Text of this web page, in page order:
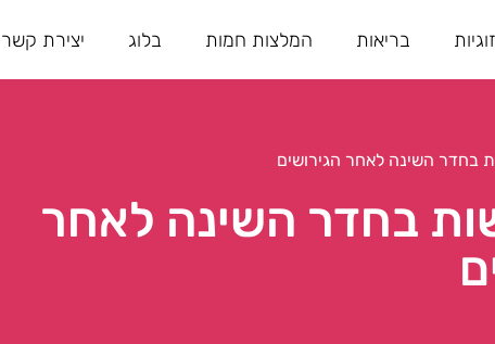
זוגיות בריאות המלצות חמות בלוג יצירת קשר
בחדר השינה לאחר הגירושים
בחדר השינה לאחר